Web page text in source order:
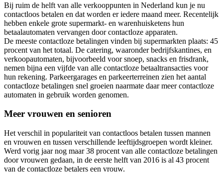
Bij ruim de helft van alle verkooppunten in Nederland kun je nu
contactloos betalen en dat worden er iedere maand meer. Recentelijk
hebben enkele grote supermarkt- en warenhuisketens hun
betaalautomaten vervangen door contactloze apparaten.
De meeste contactloze betalingen vinden bij supermarkten plaats: 45
procent van het totaal. De catering, waaronder bedrijfskantines, en
verkoopautomaten, bijvoorbeeld voor snoep, snacks en frisdrank,
nemen bijna een vijfde van alle contactloze betaaltransacties voor
hun rekening. Parkeergarages en parkeerterreinen zien het aantal
contactloze betalingen snel groeien naarmate daar meer contactloze
automaten in gebruik worden genomen.
Meer vrouwen en senioren
Het verschil in populariteit van contactloos betalen tussen mannen
en vrouwen en tussen verschillende leeftijdsgroepen wordt kleiner.
Werd vorig jaar nog maar 38 procent van alle contactloze betalingen
door vrouwen gedaan, in de eerste helft van 2016 is al 43 procent
van de contactloze betalers een vrouw.